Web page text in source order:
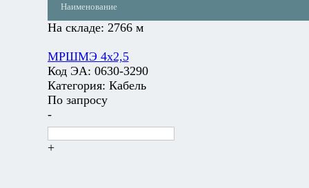
Наименование
На складе: 2766 м
МРШМЭ 4х2,5
Код ЭА: 0630-3290
Категория: Кабель
По запросу
-
+